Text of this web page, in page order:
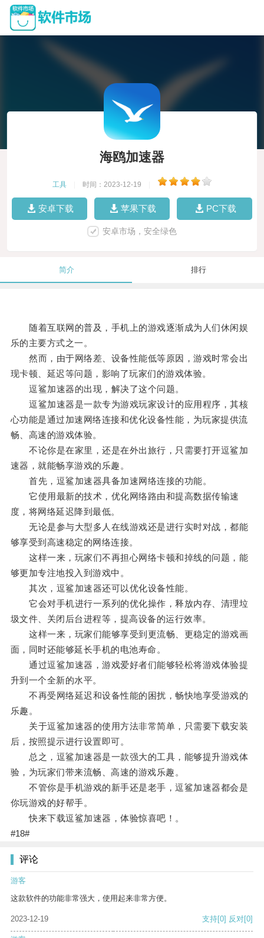
海鸥加速器
工具 时间：2023-12-19
安卓下载 苹果下载 PC下载
安卓市场，安全绿色
简介 排行
随着互联网的普及，手机上的游戏逐渐成为人们休闲娱
乐的主要方式之一。
然而，由于网络差、设备性能低等原因，游戏时常会出
现卡顿、延迟等问题，影响了玩家们的游戏体验。
逗鲨加速器的出现，解决了这个问题。
逗鲨加速器是一款专为游戏玩家设计的应用程序，其核
心功能是通过加速网络连接和优化设备性能，为玩家提供流
畅、高速的游戏体验。
不论你是在家里，还是在外出旅行，只需要打开逗鲨加
速器，就能畅享游戏的乐趣。
首先，逗鲨加速器具备加速网络连接的功能。
它使用最新的技术，优化网络路由和提高数据传输速
度，将网络延迟降到最低。
无论是参与大型多人在线游戏还是进行实时对战，都能
够享受到高速稳定的网络连接。
这样一来，玩家们不再担心网络卡顿和掉线的问题，能
够更加专注地投入到游戏中。
其次，逗鲨加速器还可以优化设备性能。
它会对手机进行一系列的优化操作，释放内存、清理垃
圾文件、关闭后台进程等，提高设备的运行效率。
这样一来，玩家们能够享受到更流畅、更稳定的游戏画
面，同时还能够延长手机的电池寿命。
通过逗鲨加速器，游戏爱好者们能够轻松将游戏体验提
升到一个全新的水平。
不再受网络延迟和设备性能的困扰，畅快地享受游戏的
乐趣。
关于逗鲨加速器的使用方法非常简单，只需要下载安装
后，按照提示进行设置即可。
总之，逗鲨加速器是一款强大的工具，能够提升游戏体
验，为玩家们带来流畅、高速的游戏乐趣。
不管你是手机游戏的新手还是老手，逗鲨加速器都会是
你玩游戏的好帮手。
快来下载逗鲨加速器，体验惊喜吧！。
#18#
评论
游客
这款软件的功能非常强大，使用起来非常方便。
2023-12-19 支持[0] 反对[0]